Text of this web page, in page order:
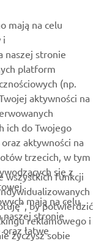
ofertach,
tylko
mają na celu
i
naszej stronie
platform
(np.
aktywności na
ich do Twojego
aktywności na
trzecich, w tym
się z
mają na celu
stronie
łatwe
wszystkich funkcji
by potwierdzić
reklamowego i
życzysz sobie